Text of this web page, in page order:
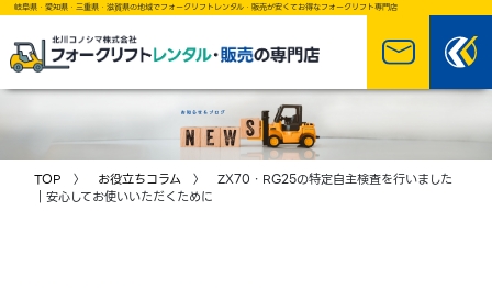
岐阜県・愛知県・三重県・滋賀県の地域でフォークリフトレンタル・販売が安くてお得なフォークリフト専門店
TOP 〉 お役立ちコラム 〉 ZX70・RG25の特定自主検査を行いました
｜安心してお使いいただくために